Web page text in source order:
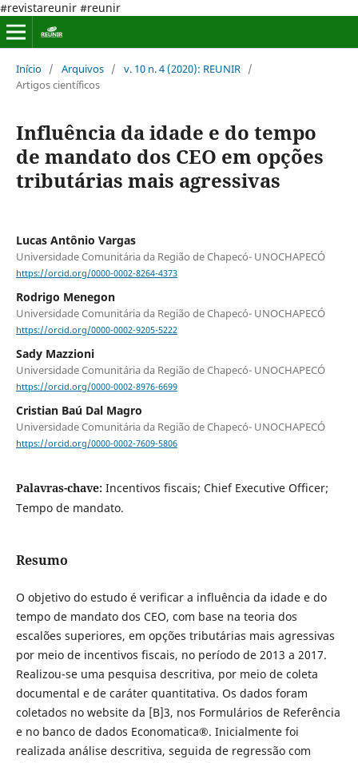
#revistareunir #reunir
Início / Arquivos / v. 10 n. 4 (2020): REUNIR /
Artigos científicos
Influência da idade e do tempo
de mandato dos CEO em opções
tributárias mais agressivas
Lucas Antônio Vargas
Universidade Comunitária da Região de Chapecó- UNOCHAPECÓ
https://orcid.org/0000-0002-8264-4373
Rodrigo Menegon
Universidade Comunitária da Região de Chapecó- UNOCHAPECÓ
https://orcid.org/0000-0002-9205-5222
Sady Mazzioni
Universidade Comunitária da Região de Chapecó- UNOCHAPECÓ
https://orcid.org/0000-0002-8976-6699
Cristian Baú Dal Magro
Universidade Comunitária da Região de Chapecó- UNOCHAPECÓ
https://orcid.org/0000-0002-7609-5806
Palavras-chave: Incentivos fiscais; Chief Executive Officer;
Tempo de mandato.
Resumo
O objetivo do estudo é verificar a influência da idade e do
tempo de mandato dos CEO, com base na teoria dos
escalões superiores, em opções tributárias mais agressivas
por meio de incentivos fiscais, no período de 2013 a 2017.
Realizou-se uma pesquisa descritiva, por meio de coleta
documental e de caráter quantitativa. Os dados foram
coletados no website da [B]3, nos Formulários de Referência
e no banco de dados Economatica®. Inicialmente foi
realizada análise descritiva, seguida de regressão com